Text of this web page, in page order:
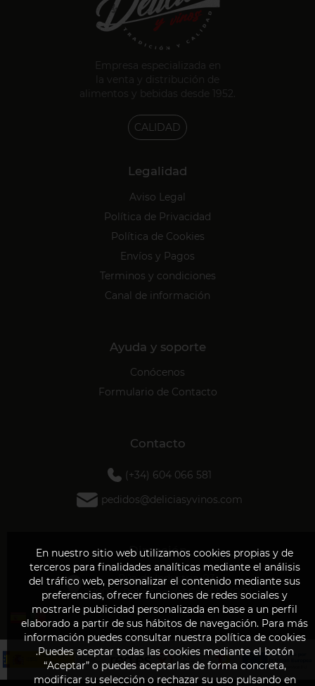
En nuestro sitio web utilizamos cookies propias y de
terceros para finalidades analíticas mediante el análisis
del tráfico web, personalizar el contenido mediante sus
preferencias, ofrecer funciones de redes sociales y
mostrarle publicidad personalizada en base a un perfil
elaborado a partir de sus hábitos de navegación. Para más
información puedes consultar nuestra política de cookies
.Puedes aceptar todas las cookies mediante el botón
“Aceptar” o puedes aceptarlas de forma concreta,
modificar su selección o rechazar su uso pulsando en
Empresa especializada en
la venta y distribución de
alimentos y bebidas desde 1952.
CALIDAD
Legalidad
Aviso Legal
Política de Privacidad
Política de Cookies
Envíos y Pagos
Terminos y condiciones
Canal de información
Ayuda y soporte
Conócenos
Formulario de Contacto
Contacto
(+34) 604 066 581
pedidos@deliciasyvinos.com
Dirección
Rúa da Industria, 93
27003 - Polígono del Ceao (LUGO)